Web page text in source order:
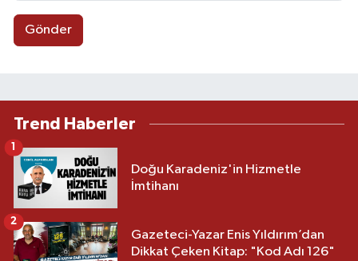
Gönder
Trend Haberler
Doğu Karadeniz'in Hizmetle
İmtihanı
1
Gazeteci-Yazar Enis Yıldırım’dan
Dikkat Çeken Kitap: "Kod Adı 126"
2